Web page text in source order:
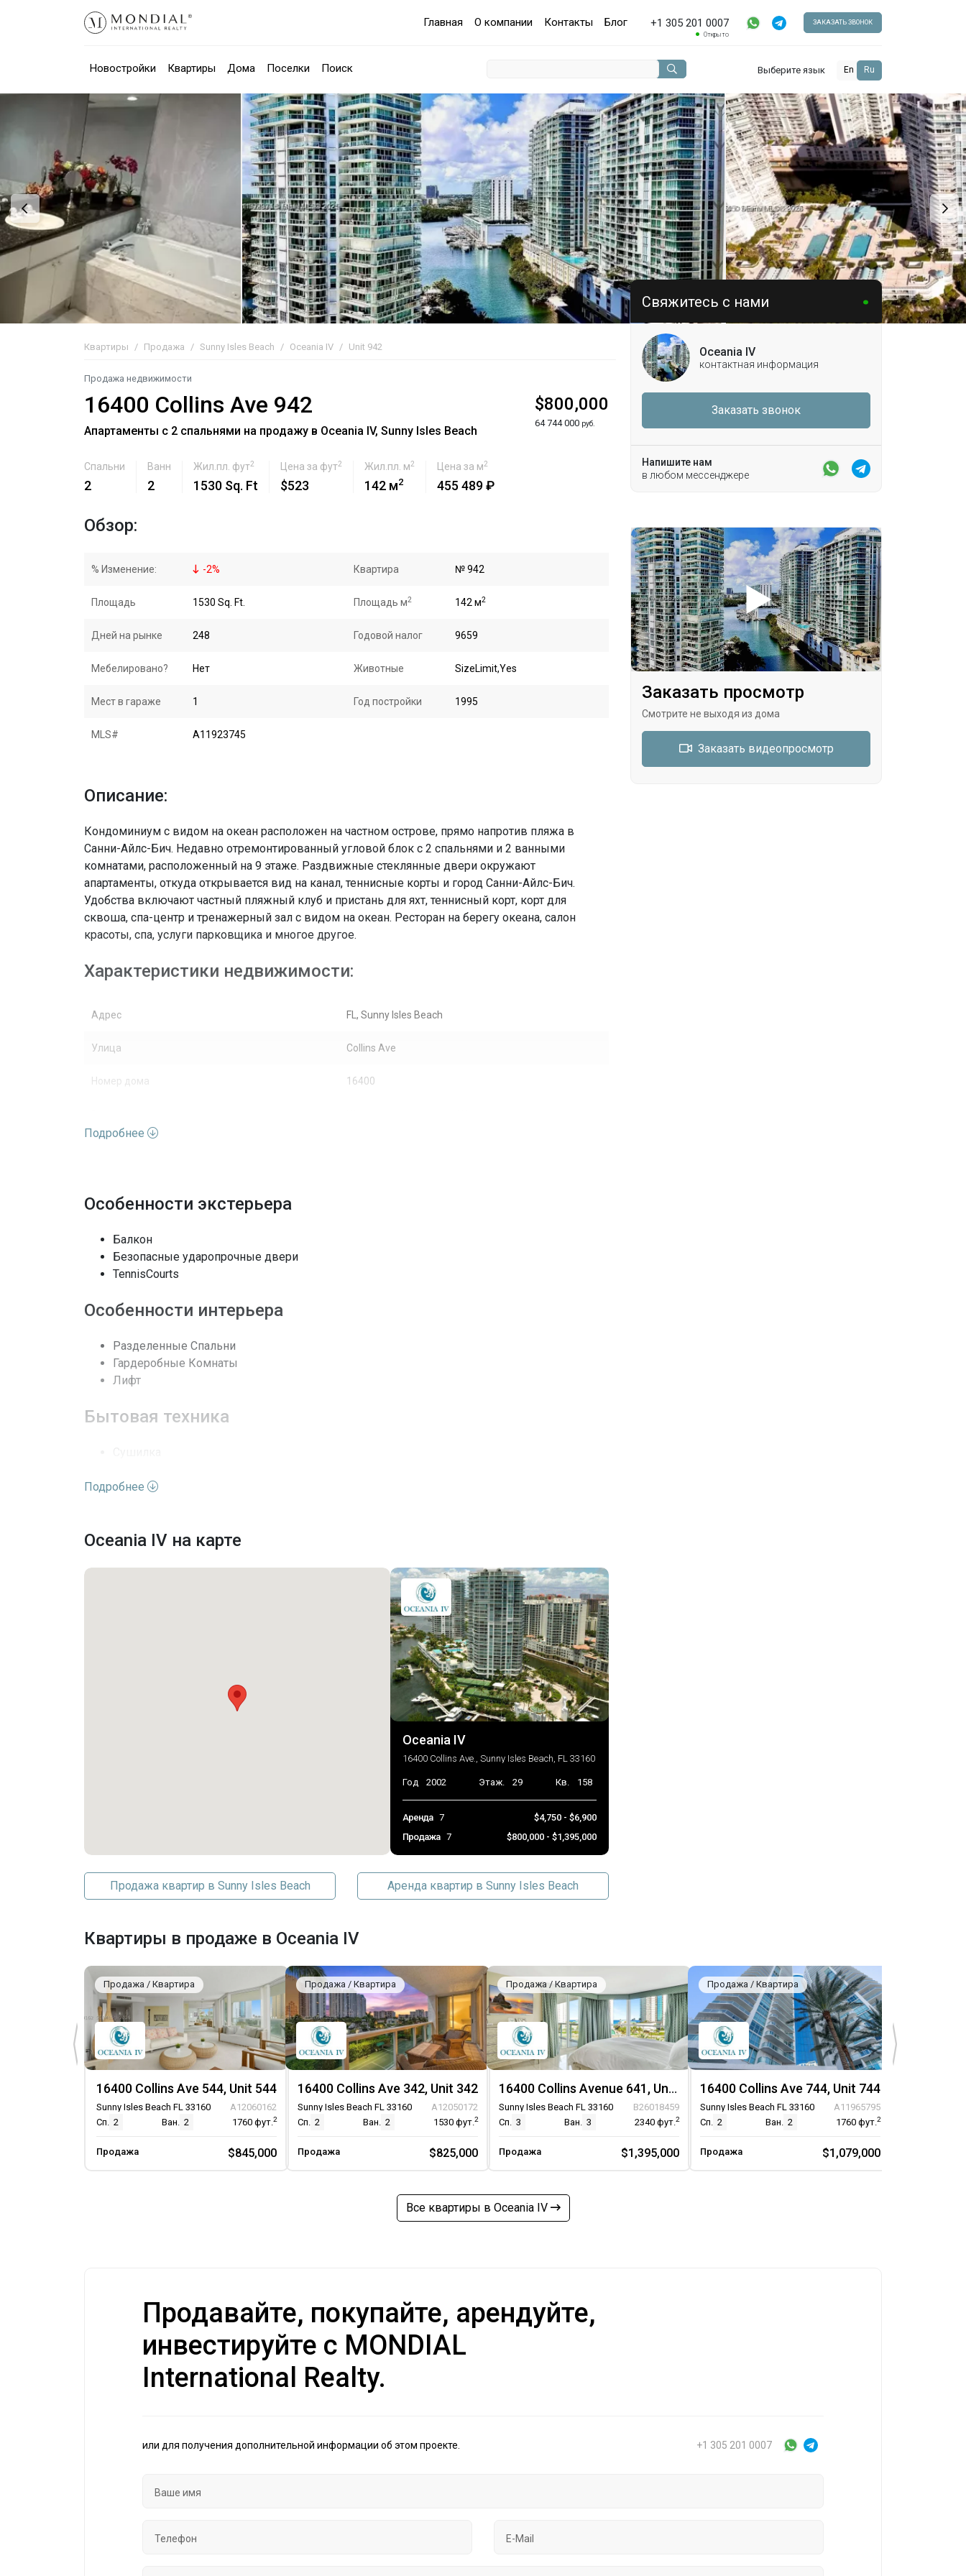
Главная О компании Контакты Блог +1 305 201 0007
Открыто
ЗАКАЗАТЬ ЗВОНОК
Новостройки Квартиры Дома Поселки Поиск Выберите язык En Ru
Квартиры Продажа Sunny Isles Beach Oceania IV Unit 942
Продажа недвижимости
16400 Collins Ave 942
Апартаменты с 2 спальнями на продажу в Oceania IV, Sunny Isles Beach
$800,000
64 744 000 руб.
Спальни
2
Ванн
2
Жил.пл. фут2
1530 Sq. Ft
Цена за фут2
$523
Жил.пл. м2
142 м2
Цена за м2
455 489 ₽
Обзор:
% Изменение: -2% Квартира № 942
Площадь 1530 Sq. Ft. Площадь м2 142 м2
Дней на рынке 248 Годовой налог 9659
Мебелировано? Нет Животные SizeLimit,Yes
Мест в гараже 1 Год постройки 1995
MLS# A11923745
Описание:
Кондоминиум с видом на океан расположен на частном острове, прямо напротив пляжа в
Санни-Айлс-Бич. Недавно отремонтированный угловой блок с 2 спальнями и 2 ванными
комнатами, расположенный на 9 этаже. Раздвижные стеклянные двери окружают
апартаменты, откуда открывается вид на канал, теннисные корты и город Санни-Айлс-Бич.
Удобства включают частный пляжный клуб и пристань для яхт, теннисный корт, корт для
сквоша, спа-центр и тренажерный зал с видом на океан. Ресторан на берегу океана, салон
красоты, спа, услуги парковщика и многое другое.
Характеристики недвижимости:
Адрес FL, Sunny Isles Beach
Улица Collins Ave
Номер дома 16400
Архитектурный стиль
Полы
Выход к воде
Кондиционеры
Безопасность
Частота оплаты
Последние изменения
Подробнее
Особенности экстерьера
Балкон
Безопасные ударопрочные двери
TennisCourts
Особенности интерьера
Разделенные Спальни
Гардеробные Комнаты
Лифт
Бытовая техника
Измельчитель мусора
Удобства комплекса
Подробнее
Oceania IV на карте
Oceania IV
16400 Collins Ave., Sunny Isles Beach, FL 33160
Год 2002 Этаж. 29 Кв. 158
Аренда 7
$4,750 - $6,900
Продажа
7 $800,000 - $1,395,000
Продажа квартир в Sunny Isles Beach Аренда квартир в Sunny Isles Beach
Свяжитесь с нами
Oceania IV
контактная информация
Заказать звонок
Напишите нам
в любом мессенджере
Заказать просмотр
Смотрите не выходя из дома
Заказать видеопросмотр
Квартиры в продаже в Oceania IV
Продажа / Квартира
16400 Collins Ave 544, Unit 544
Sunny Isles Beach FL 33160
A12060162
Сп. 2 Ван. 2 1760 фут.2
Продажа $845,000
Продажа / Квартира
16400 Collins Ave 342, Unit 342
Sunny Isles Beach FL 33160
A12050172
Сп. 2 Ван. 2 1530 фут.2
Продажа $825,000
Продажа / Квартира
16400 Collins Avenue 641, Unit 641
Sunny Isles Beach FL 33160
B26018459
Сп. 3 Ван. 3 2340 фут.2
Продажа $1,395,000
Продажа / Квартира
16400 Collins Ave 744, Unit 744
Sunny Isles Beach FL 33160
A11965795
Сп. 2 Ван. 2 1760 фут.2
Продажа $1,079,000
Все квартиры в Oceania IV
Продавайте, покупайте, арендуйте,
инвестируйте с MONDIAL
International Realty.
или для получения дополнительной информации об этом проекте. +1 305 201 0007